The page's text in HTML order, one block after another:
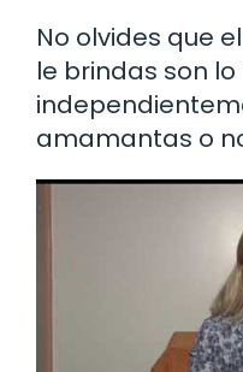
No olvides que
le brindas son
amamantas o